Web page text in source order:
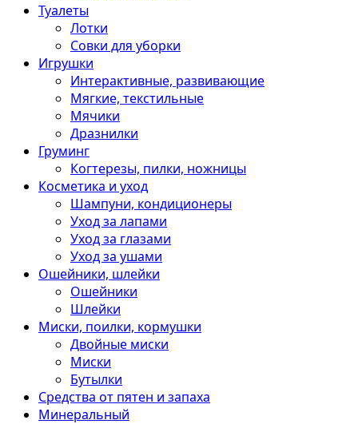
Туалеты
Лотки
Совки для уборки
Игрушки
Интерактивные, развивающие
Мягкие, текстильные
Мячики
Дразнилки
Груминг
Когтерезы, пилки, ножницы
Косметика и уход
Шампуни, кондиционеры
Уход за лапами
Уход за глазами
Уход за ушами
Ошейники, шлейки
Ошейники
Шлейки
Миски, поилки, кормушки
Двойные миски
Миски
Бутылки
Средства от пятен и запаха
Минеральный